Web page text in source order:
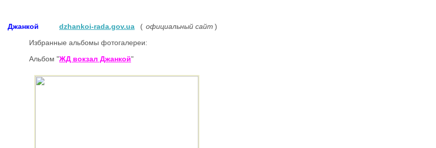
Джанкой dzhankoi-rada.gov.ua ( официальный сайт )
Избранные альбомы фотогалереи:
Альбом "ЖД вокзал Джанкой"